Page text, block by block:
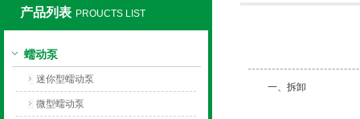
产品列表 PROUCTS LIST
蠕动泵
迷你型蠕动泵
微型蠕动泵
一、拆卸